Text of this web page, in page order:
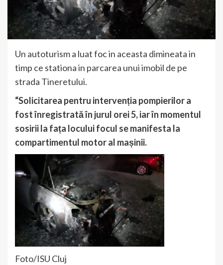
Un autoturism a luat foc in aceasta dimineata in
timp ce stationa in parcarea unui imobil de pe
strada Tineretului.
“Solicitarea pentru intervenția pompierilor a
fost înregistrată în jurul orei 5, iar în momentul
sosirii la fața locului focul se manifesta la
compartimentul motor al mașinii.
Foto/ISU Cluj